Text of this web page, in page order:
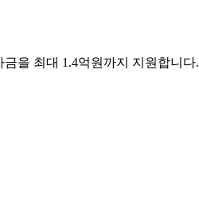
을 최대 1.4억원까지 지원합니다.